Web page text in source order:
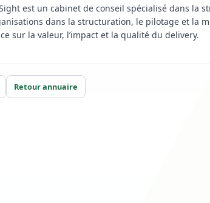
est un cabinet de conseil spécialisé dans la
dans la structuration, le pilotage et la
sur la valeur, l’impact et la qualité du delivery.
Retour annuaire